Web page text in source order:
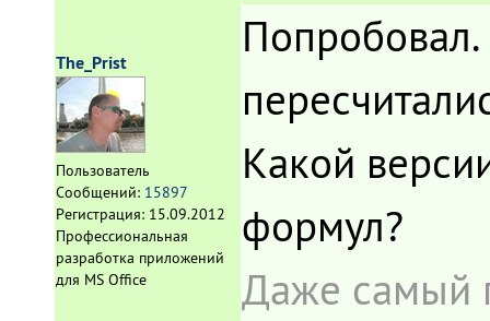
The_Prist
Пользователь
Сообщений: 15897
Регистрация: 15.09.2012
Профессиональная
разработка приложений
для MS Office
Попробовал.
Какой
формул?
Даже самый